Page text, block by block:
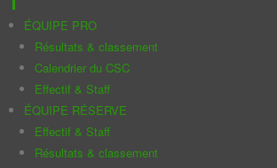
ÉQUIPE PRO
Résultats & classement
Calendrier du CSC
Effectif & Staff
ÉQUIPE RÉSERVE
Effectif & Staff
Résultats & classement